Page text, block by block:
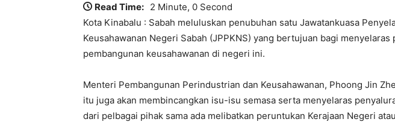
Read Time: 2 Minute, 0 Second
Kota Kinabalu : Sabah meluluskan penubuhan satu Jawatankuasa
Keusahawanan Negeri Sabah (JPPKNS) yang bertujuan bagi
pembangunan keusahawanan di negeri ini.
Menteri Pembangunan Perindustrian dan Keusahawanan, Phoong Jin
itu juga akan membincangkan isu-isu semasa serta menyelaras
dari pelbagai pihak sama ada melibatkan peruntukan Kerajaan Negeri